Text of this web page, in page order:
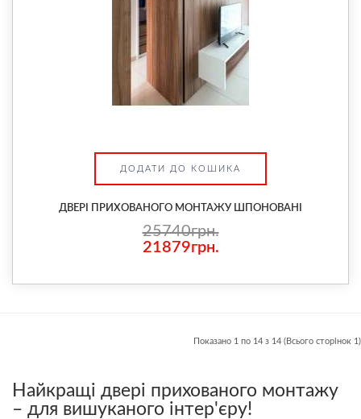
ДОДАТИ ДО КОШИКА
ДВЕРІ ПРИХОВАНОГО МОНТАЖУ ШПОНОВАНІ
25740грн.
21879грн.
Показано 1 по 14 з 14 (Всього сторінок 1)
Найкращі двері прихованого монтажу
– для вишуканого інтер'єру!